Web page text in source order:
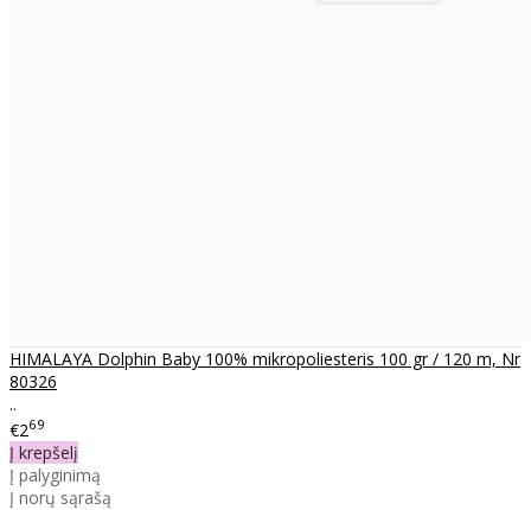
HIMALAYA Dolphin Baby 100% mikropoliesteris 100 gr / 120 m, Nr
80326
..
€269
Į krepšelį
Į palyginimą
Į norų sąrašą